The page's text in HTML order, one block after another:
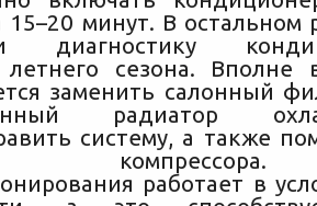
15–20 минут. В остальном
диагностику
летнего сезона. Вполне
заменить салонный
радиатор
систему, а также
работает в